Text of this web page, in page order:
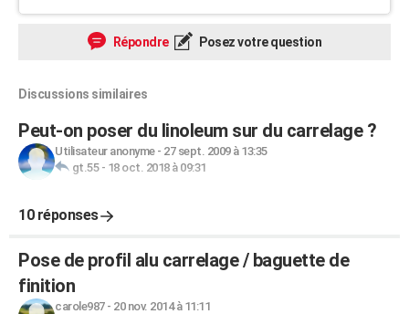
Répondre Posez votre question
Discussions similaires
Peut-on poser du linoleum sur du carrelage ?
Utilisateur anonyme- 27 sept. 2009 à 13:35
gt.55- 18 oct. 2018 à 09:31
10 réponses
Pose de profil alu carrelage / baguette de
finition
carole987- 20 nov. 2014 à 11:11